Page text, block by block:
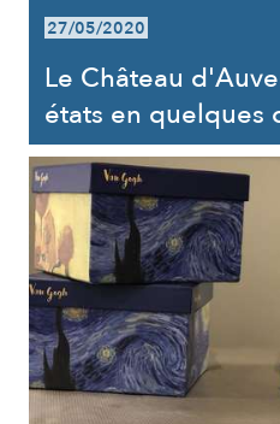
27/05/2020
Le Château
états en quelques